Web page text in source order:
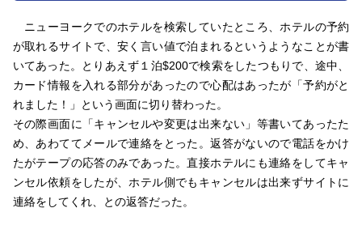
ニューヨークでのホテルを検索していたところ、ホテルの予約
が取れるサイトで、安く言い値で泊まれるというようなことが書
いてあった。とりあえず１泊$200で検索をしたつもりで、途中、
カード情報を入れる部分があったので心配はあったが「予約がと
れました！」という画面に切り替わった。
その際画面に「キャンセルや変更は出来ない」等書いてあったた
め、あわててメールで連絡をとった。返答がないので電話をかけ
たがテープの応答のみであった。直接ホテルにも連絡をしてキャ
ンセル依頼をしたが、ホテル側でもキャンセルは出来ずサイトに
連絡をしてくれ、との返答だった。